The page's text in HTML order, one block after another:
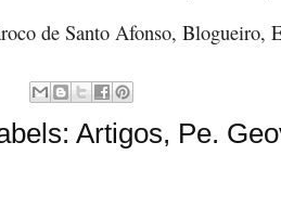
de Santo Afonso, Blogueiro,
Artigos, Pe.